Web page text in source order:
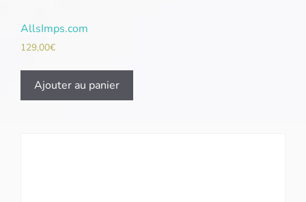
AllsImps.com
129,00€
Ajouter au panier